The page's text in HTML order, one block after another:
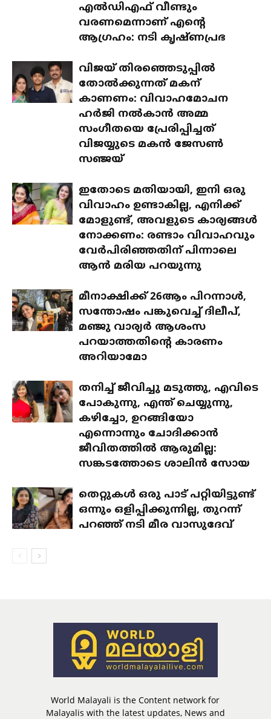
എൽഡിഎഫ് വീണ്ടും
വരണമെന്നാണ് എന്റെ
ആഗ്രഹം: നടി കൃഷ്ണപ്രഭ
വിജയ് തിരഞ്ഞെടുപ്പിൽ
തോൽക്കുന്നത് മകന്
കാണണം: വിവാഹമോചന
ഹർജി നൽകാൻ അമ്മ
സംഗീതയെ പ്രേരിപ്പിച്ചത്
വിജയ്യുടെ മകൻ ജേസൺ
സഞ്ജയ്
ഇതോടെ മതിയായി, ഇനി ഒരു
വിവാഹം ഉണ്ടാകില്ല, എനിക്ക്
മോളുണ്ട്, അവളുടെ കാര്യങ്ങൾ
നോക്കണം: രണ്ടാം വിവാഹവും
വേർപിരിഞ്ഞതിന് പിന്നാലെ
ആൻ മരിയ പറയുന്നു
മീനാക്ഷിക്ക് 26ആം പിറന്നാൾ,
സന്തോഷം പങ്കുവെച്ച് ദിലീപ്,
മഞ്ജു വാര്യർ ആശംസ
പറയാത്തതിന്റെ കാരണം
അറിയാമോ
തനിച്ച് ജീവിച്ചു മടുത്തു, എവിടെ
പോകുന്നു, എന്ത് ചെയ്യുന്നു,
കഴിച്ചോ, ഉറങ്ങിയോ
എന്നൊന്നും ചോദിക്കാൻ
ജീവിതത്തിൽ ആരുമില്ല:
സങ്കടത്തോടെ ശാലിൻ സോയ
തെറ്റുകൾ ഒരു പാട് പറ്റിയിട്ടുണ്ട്
ഒന്നും ഒളിപ്പിക്കുന്നില്ല, തുറന്ന്
പറഞ്ഞ് നടി മീര വാസുദേവ്
World Malayali is the Content network for
Malayalis with the latest updates, News and